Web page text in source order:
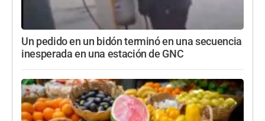
Un pedido en un bidón terminó en una secuencia
inesperada en una estación de GNC